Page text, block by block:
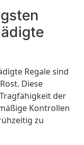
Regale sind
Diese
der
Kontrollen
zu